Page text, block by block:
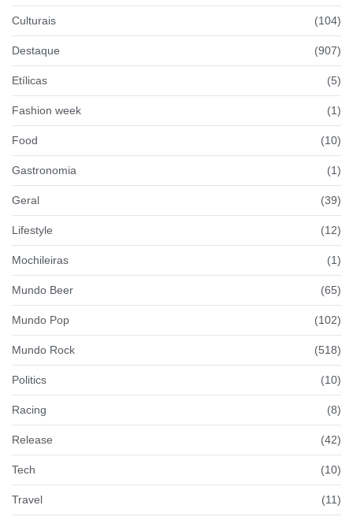
Culturais (104)
Destaque (907)
Etílicas (5)
Fashion week (1)
Food (10)
Gastronomia (1)
Geral (39)
Lifestyle (12)
Mochileiras (1)
Mundo Beer (65)
Mundo Pop (102)
Mundo Rock (518)
Politics (10)
Racing (8)
Release (42)
Tech (10)
Travel (11)